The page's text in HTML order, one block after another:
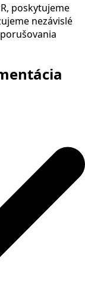
poskytujeme
nezávislé